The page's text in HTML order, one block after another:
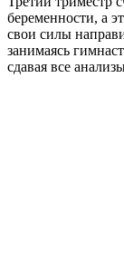
беременности, а
свои силы
занимаясь
сдавая все